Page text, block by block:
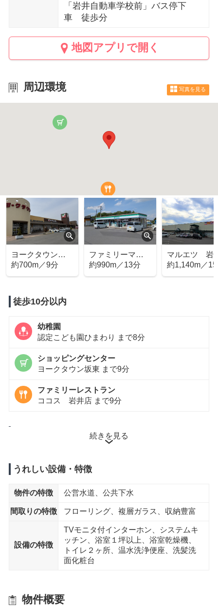
「岩井自動車学校前」バス停下
車 徒歩分
地図アプリで開く
周辺環境 写真を見る
ファミリーマー
ト 坂東辺田店
約990m／13分
マルエツ 岩井
店
約1,140m／15分
ローソン
辺田店
約1,030m／
徒歩10分以内
幼稚園
認定こども園ひまわり まで8分
ショッピングセンター
ヨークタウン坂東 まで9分
ファミリーレストラン
ココス 岩井店 まで9分
岩井第2小学校 まで13分
コンビニエンスストア
ファミリーマート 坂東辺田店 まで13分
マルエツ 岩井店 まで15分
コンビニエンスストア
ローソン 坂東辺田店 まで13分
木根淵外科胃腸科病院 まで14分
続きを見る
うれしい設備・特徴
物件の特徴 公営水道、公共下水
間取りの特徴 フローリング、複層ガラス、収納豊富
設備の特徴
TVモニタ付インターホン、システムキ
ッチン、浴室１坪以上、浴室乾燥機、
トイレ２ヶ所、温水洗浄便座、洗髪洗
面化粧台
物件概要